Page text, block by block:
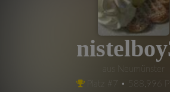
aus Neumünster
Platz #7 • 588,996